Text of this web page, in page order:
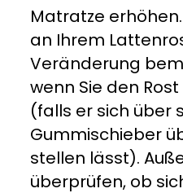
Matratze
an Ihrem
Veränderung
wenn Sie den
(falls er sich über
Gummischieber
stellen lässt).
überprüfen, ob